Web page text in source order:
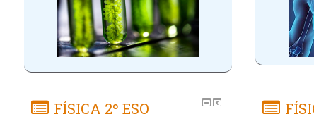
FÍSICA 2º ESO